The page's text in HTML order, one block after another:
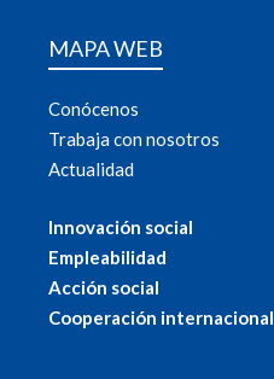
MAPA WEB
Conócenos
Trabaja con nosotros
Actualidad
Innovación social
Empleabilidad
Acción social
Cooperación internacional